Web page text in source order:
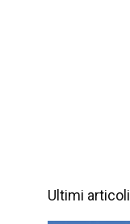
Ultimi articoli